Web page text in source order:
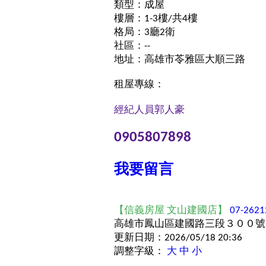
類型：成屋
樓層：1-3樓/共4樓
格局：3廳2衛
社區：--
地址：高雄市苓雅區大順三路
租屋專線：
經紀人員郭人豪
0905807898
我要留言
【信義房屋 文山建國店】 07-
高雄市鳳山區建國路三段３００號
更新日期：2026/05/18 20:36
調整字級：
大 中 小